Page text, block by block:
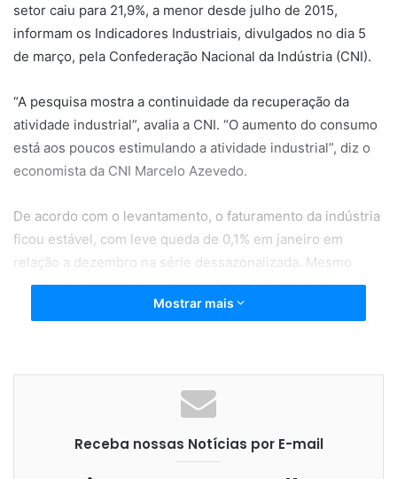
setor caiu para 21,9%, a menor desde julho de 2015,
informam os Indicadores Industriais, divulgados no dia 5
de março, pela Confederação Nacional da Indústria (CNI).
“A pesquisa mostra a continuidade da recuperação da
atividade industrial”, avalia a CNI. “O aumento do consumo
está aos poucos estimulando a atividade industrial”, diz o
economista da CNI Marcelo Azevedo.
De acordo com o levantamento, o faturamento da indústria
ficou estável, com leve queda de 0,1% em janeiro em
relação a dezembro na série dessazonalizada. Mesmo
assim, o faturamento de janeiro ficou 7,7% acima do
registrado no mesmo mês do ano passado. As horas
Foi o terceiro mês consecutivo de alta do indicador. Na
comparação com janeiro de 2017, as horas trabalhadas na
Mostrar mais
Receba nossas Notícias por E-mail